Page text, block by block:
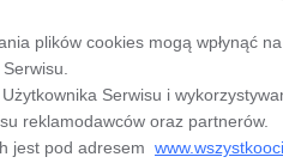
plików cookies mogą wpłynąć
Serwisu i
reklamodawców oraz partnerów.
jest pod adresem